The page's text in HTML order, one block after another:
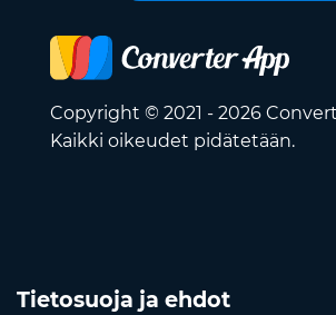
Copyright © 2021 - 2026
Kaikki oikeudet pidätetään.
Tietosuoja ja ehdot